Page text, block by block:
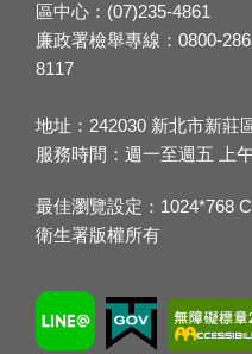
區中心：(07)235-4861
廉政署檢舉專線：0800-
8117
地址：242030 新北市新莊
服務時間：週一至週五 上
最佳瀏覽設定：1024*768
衛生署版權所有